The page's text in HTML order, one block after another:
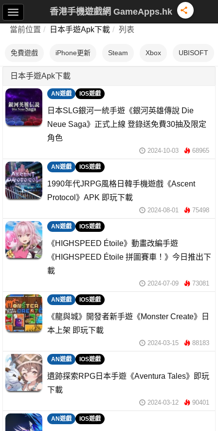
香港手機遊戲網 GameApps.hk
當前位置 日本手遊Apk下載 列表
免費遊戲 iPhone更新 Steam Xbox UBISOFT
日本手遊Apk下載
AN遊戲 IOS遊戲
日本SLG銀河一統手遊《銀河英雄傳說 Die
Neue Saga》正式上線 登錄送免費30抽及限定
角色
2024-10-03 68965
AN遊戲 IOS遊戲
1990年代JRPG風格日韓手機遊戲《Ascent
Protocol》APK 即玩下載
2024-08-01 75498
AN遊戲 IOS遊戲
《HIGHSPEED Étoile》動畫改編手遊
《HIGHSPEED Étoile 拼圖賽車！》今日推出下
載
2024-07-09 73081
AN遊戲 IOS遊戲
《龍與城》開發者新手遊《Monster Create》日
本上架 即玩下載
2024-03-15 88183
AN遊戲 IOS遊戲
遺跡探索RPG日本手遊《Aventura Tales》即玩
下載
2024-03-12 90401
AN遊戲 IOS遊戲